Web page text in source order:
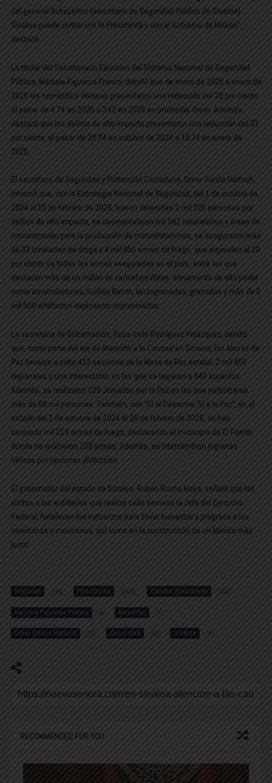
del general Schazarino (secretario de Seguridad Pública de Sinaloa).
Sinaloa puede contar con la Presidenta y con el Gobierno de México”,
destacó.
La titular del Secretariado Ejecutivo del Sistema Nacional de Seguridad
Pública, Marcela Figueroa Franco, detalló que de enero de 2025 a enero de
2026 los homicidios dolosos presentaron una reducción del 28 por ciento
al pasar de 4.74 en 2025 a 3.42 en 2026 en promedio diario. Además,
destacó que los delitos de alto impacto presentaron una reducción del 31
por ciento, al pasar de 28.74 en octubre de 2024 a 19.74 en enero de
2026.
El secretario de Seguridad y Protección Ciudadana, Omar García Harfuch,
informó que, con la Estrategia Nacional de Seguridad, del 1 de octubre de
2024 al 15 de febrero de 2026, fueron detenidas 2 mil 225 personas por
delitos de alto impacto, se desmantelaron mil 942 laboratorios y áreas de
concentración para la producción de metanfetaminas, se aseguraron más
de 33 toneladas de droga y 4 mil 850 armas de fuego, que equivalen al 20
por ciento de todas las armas aseguradas en el país, entre las que
destacan más de un millón de cartuchos útiles, armamento de alto poder
como ametralladoras, fusiles Barret, lanzagranadas, granadas y más de 5
mil 500 artefactos explosivos improvisados.
La secretaria de Gobernación, Rosa Icela Rodríguez Velázquez, detalló
que, como parte del eje de Atención a la Causas en Sinaloa, las Mesas de
Paz llevaron a cabo 413 sesiones de la Mesa de Paz estatal, 2 mil 456
regionales y una interestatal, en las que se llegaron a 840 acuerdos.
Además, se realizaron 228 Jornadas por la Paz en las que participaron
más de 69 mil personas. También, con “Sí al Desarme, Sí a la Paz”, en el
estado del 1 de octubre de 2024 al 26 de febrero de 2026, se han
canjeado mil 219 armas de fuego, destacando el municipio de El Fuerte,
donde se recibieron 208 armas. Además, se intercambian juguetes
bélicos por opciones didácticas.
El gobernador del estado de Sinaloa, Rubén Rocha Moya, señaló que las
visitas a las entidades que realiza cada semana la Jefa del Ejecutivo
Federal, fortalecen los esfuerzos para llevar bienestar y progreso a las
mexicanas y mexicanos, así como en la construcción de un México más
justo.
Nacional 796 Principales 1485 Claudia Sheinbaum 263
Marcela Figueroa Franco 4 Mazatlán 1
Omar García Harfuch 10 Seguridad 59 Sinaloa 3
RECOMMENDED FOR YOU